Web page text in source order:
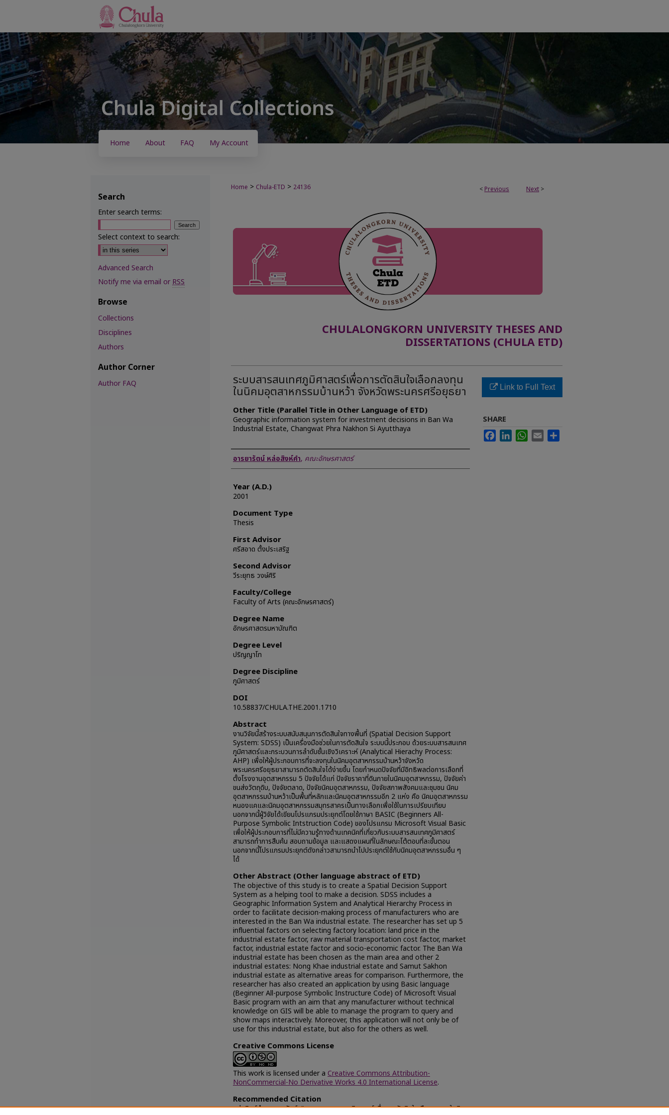
Home About FAQ My Account
< Previous Next >
Home > Chula-ETD > 24136
CHULALONGKORN UNIVERSITY THESES AND
DISSERTATIONS (CHULA ETD)
ระบบสารสนเทศภูมิศาสตร์เพื่อการตัดสินใจเลือกลงทุน
ในนิคมอุตสาหกรรมบ้านหว้า จังหวัดพระนครศรีอยุธยา
Other Title (Parallel Title in Other Language of ETD)
Geographic information system for investment decisions in Ban Wa
Industrial Estate, Changwat Phra Nakhon Si Ayutthaya
Author
อารยารัตน์ หล่อสิงห์คำ, คณะอักษรศาสตร์
Year (A.D.)
2001
Document Type
Thesis
First Advisor
ศรีสอาด ตั้งประเสริฐ
Second Advisor
วีระยุทธ วงษ์ศิริ
Faculty/College
Faculty of Arts (คณะอักษรศาสตร์)
Degree Name
อักษรศาสตรมหาบัณฑิต
Degree Level
ปริญญาโท
Degree Discipline
ภูมิศาสตร์
DOI
10.58837/CHULA.THE.2001.1710
Abstract
งานวิจัยนี้สร้างระบบสนับสนุนการตัดสินใจทางพื้นที่ (Spatial Decision Support
System: SDSS) เป็นเครื่องมือช่วยในการตัดสินใจ ระบบนี้ประกอบ ด้วยระบบสารสนเทศ
ภูมิศาสตร์และกระบวนการลำดับชั้นเชิงวิเคราะห์ (Analytical Hierachy Process:
AHP) เพื่อให้ผู้ประกอบการที่จะลงทุนในนิคมอุตสาหกรรมบ้านหว้าจังหวัด
พระนครศรีอยุธยาสามารถตัดสินใจได้ง่ายขึ้น โดยกำหนดปัจจัยที่มีอิทธิพลต่อการเลือกที่
ตั้งโรงงานอุตสาหกรรม 5 ปัจจัยได้แก่ ปัจจัยราคาที่ดินภายในนิคมอุตสาหกรรม, ปัจจัยค่า
ขนส่งวัตถุดิบ, ปัจจัยตลาด, ปัจจัยนิคมอุตสาหกรรม, ปัจจัยสภาพสังคมและชุมชน นิคม
อุตสาหกรรมบ้านหว้าเป็นพื้นที่หลักและนิคมอุตสาหกรรมอีก 2 แห่ง คือ นิคมอุตสาหกรรม
หนองแคและนิคมอุตสาหกรรมสมุทรสาครเป็นทางเลือกเพื่อใช้ในการเปรียบเทียบ
นอกจากนี้ผู้วิจัยได้เขียนโปรแกรมประยุกต์โดยใช้ภาษา BASIC (Beginners All-
Purpose Symbolic Intstruction Code) ของโปรแกรม Microsoft Visual Basic
เพื่อให้ผู้ประกอบการที่ไม่มีความรู้ทางด้านเทคนิคที่เกี่ยวกับระบบสารสนเทศภูมิศาสตร์
สามารถทำการสืบค้น สอบถามข้อมูล และแสดงแผนที่ในลักษณะโต้ตอบที่ละขั้นตอน
นอกจากนี้โปรแกรมประยุกต์ดังกล่าวสามารถนำไปประยุกต์ใช้กับนิคมอุตสาหกรรมอื่น ๆ
ได้
Other Abstract (Other language abstract of ETD)
The objective of this study is to create a Spatial Decision Support
System as a helping tool to make a decision. SDSS includes a
Geographic Information System and Analytical Hierarchy Process in
order to facilitate decision-making process of manufacturers who are
interested in the Ban Wa industrial estate. The researcher has set up 5
influential factors on selecting factory location: land price in the
industrial estate factor, raw material transportation cost factor, market
factor, industrial estate factor and socio-economic factor. The Ban Wa
industrial estate has been chosen as the main area and other 2
industrial estates: Nong Khae industrial estate and Samut Sakhon
industrial estate as alternative areas for comparison. Furthermore, the
researcher has also created an application by using Basic language
(Beginner All-purpose Symbolic Instructure Code) of Microsoft Visual
Basic program with an aim that any manufacturer without technical
knowledge on GIS will be able to manage the program to query and
show maps interactively. Moreover, this application will not only be of
use for this industrial estate, but also for the others as well.
Creative Commons License
This work is licensed under a Creative Commons Attribution-
NonCommercial-No Derivative Works 4.0 International License.
Recommended Citation
หล่อสิงห์คำ, อารยารัตน์, "ระบบสารสนเทศภูมิศาสตร์เพื่อการตัดสินใจเลือกลงทุน ในนิคม
Link to Full Text
SHARE
FacebookLinkedInWhatsApp
Email
Search
Enter search terms:
Select context to search:
Advanced Search
Notify me via email orRSS
Browse
Collections
Disciplines
Authors
Author Corner
Author FAQ